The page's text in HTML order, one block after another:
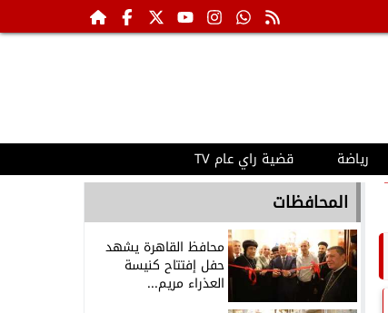
رياضة قضية راي عام TV
المحافظات
محافظ القاهرة يشهد
حفل إفتتاح كنيسة
العذراء مريم...